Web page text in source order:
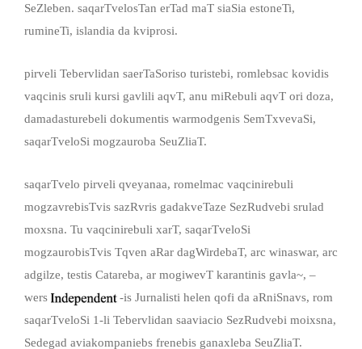
SeZleben. saqarTvelosTan erTad maT siaSia estoneTi,
rumineTi, islandia da kviprosi.
pirveli Tebervlidan saerTaSoriso turistebi, romlebsac kovidis
vaqcinis sruli kursi gavlili aqvT, anu miRebuli aqvT ori doza,
damadasturebeli dokumentis warmodgenis SemTxvevaSi,
saqarTveloSi mogzauroba SeuZliaT.
saqarTvelo pirveli qveyanaa, romelmac vaqcinirebuli
mogzavrebisTvis sazRvris gadakveTaze SezRudvebi srulad
moxsna. Tu vaqcinirebuli xarT, saqarTveloSi
mogzaurobisTvis Tqven aRar dagWirdebaT, arc winaswar, arc
adgilze, testis Catareba, ar mogiwevT karantinis gavla~, –
wers
-is Jurnalisti helen qofi da aRniSnavs, rom
saqarTveloSi 1-li Tebervlidan saaviacio SezRudvebi moixsna,
Sedegad aviakompaniebs frenebis ganaxleba SeuZliaT.